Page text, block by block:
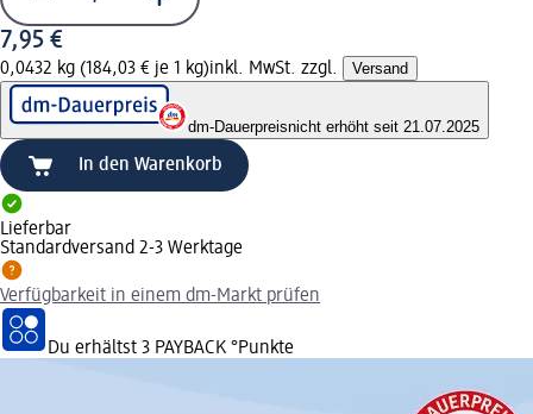
7,95 €
0,0432 kg (184,03 € je 1 kg)inkl. MwSt. zzgl. Versand
dm-Dauerpreisnicht erhöht seit 21.07.2025
In den Warenkorb
Lieferbar
Standardversand 2-3 Werktage
Verfügbarkeit in einem dm-Markt prüfen
Du erhältst 3 PAYBACK °Punkte